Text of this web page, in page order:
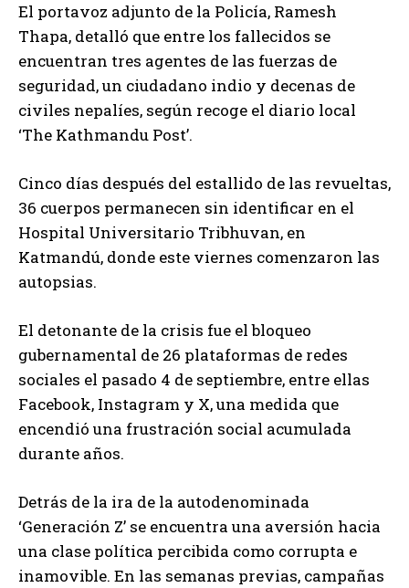
El portavoz adjunto de la Policía, Ramesh
Thapa, detalló que entre los fallecidos se
encuentran tres agentes de las fuerzas de
seguridad, un ciudadano indio y decenas de
civiles nepalíes, según recoge el diario local
‘The Kathmandu Post’.
Cinco días después del estallido de las revueltas,
36 cuerpos permanecen sin identificar en el
Hospital Universitario Tribhuvan, en
Katmandú, donde este viernes comenzaron las
autopsias.
El detonante de la crisis fue el bloqueo
gubernamental de 26 plataformas de redes
sociales el pasado 4 de septiembre, entre ellas
Facebook, Instagram y X, una medida que
encendió una frustración social acumulada
durante años.
Detrás de la ira de la autodenominada
‘Generación Z’ se encuentra una aversión hacia
una clase política percibida como corrupta e
inamovible. En las semanas previas, campañas